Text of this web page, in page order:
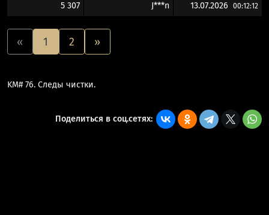
5 307 J***n 13.07.2026 00:12:12
« 1 2 »
KM# 76. Следы чистки.
Поделиться в соц.сетях: